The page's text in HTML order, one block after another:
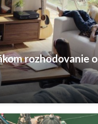
rozhodovanie o